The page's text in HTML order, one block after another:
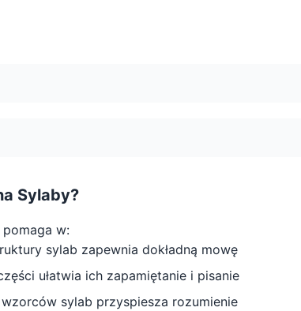
Sylaby?
w:
sylab zapewnia dokładną mowę
ułatwia ich zapamiętanie i pisanie
sylab przyspiesza rozumienie